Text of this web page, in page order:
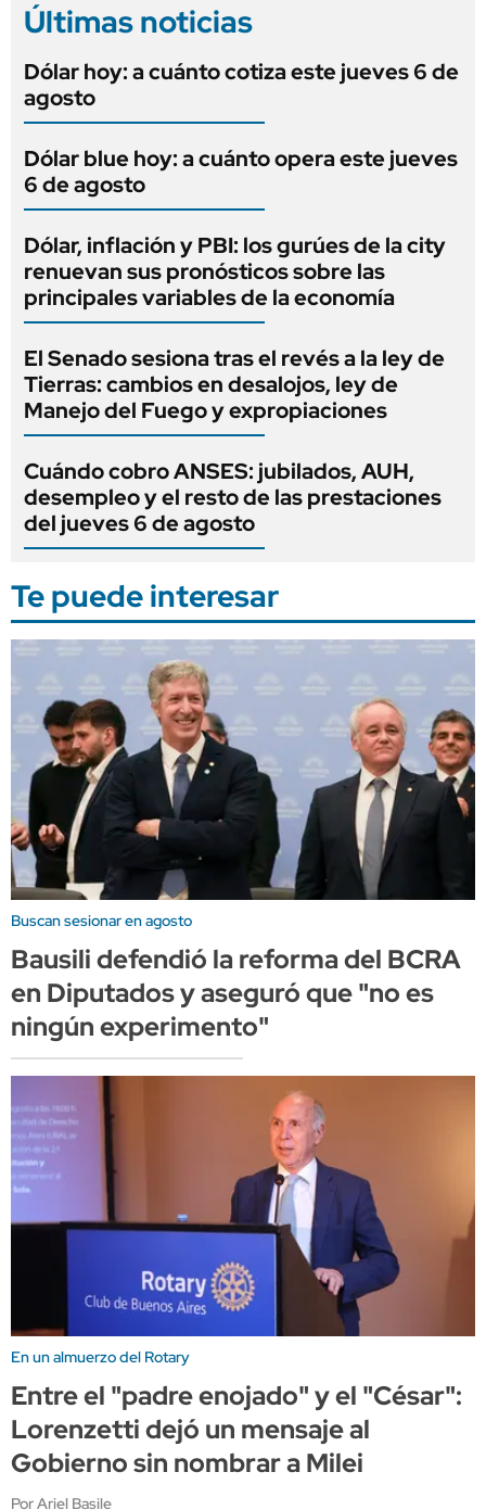
Últimas noticias
Dólar hoy: a cuánto cotiza este jueves 6 de
agosto
Dólar blue hoy: a cuánto opera este jueves
6 de agosto
Dólar, inflación y PBI: los gurúes de la city
renuevan sus pronósticos sobre las
principales variables de la economía
El Senado sesiona tras el revés a la ley de
Tierras: cambios en desalojos, ley de
Manejo del Fuego y expropiaciones
Cuándo cobro ANSES: jubilados, AUH,
desempleo y el resto de las prestaciones
del jueves 6 de agosto
Te puede interesar
Buscan sesionar en agosto
Bausili defendió la reforma del BCRA
en Diputados y aseguró que "no es
ningún experimento"
En un almuerzo del Rotary
Entre el "padre enojado" y el "César":
Lorenzetti dejó un mensaje al
Gobierno sin nombrar a Milei
Por Ariel Basile